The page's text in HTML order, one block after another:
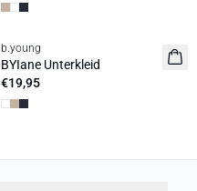
Basic
b.young
BYIane Unterkleid
€19,95